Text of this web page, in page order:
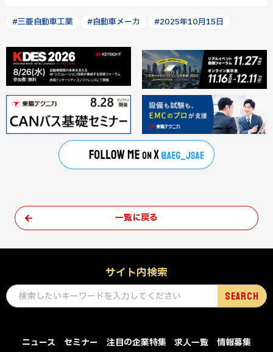
#三菱自動車工業 #自動車メーカ #2025年10月15日
一覧に戻る
サイト内検索
ニュース セミナー 注目の企業特集 求人一覧 情報募集